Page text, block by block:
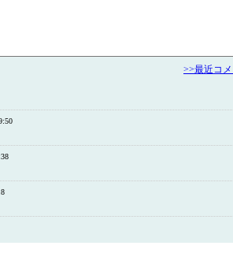
>>最近コ